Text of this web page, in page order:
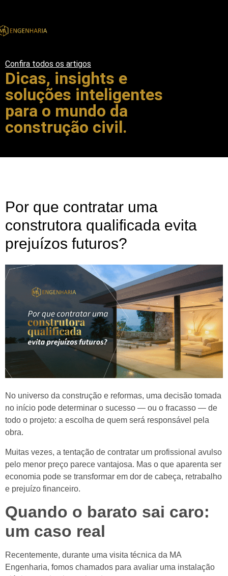
Confira todos os artigos
Dicas, insights e
soluções inteligentes
para o mundo da
construção civil.
Por que contratar uma
construtora qualificada evita
prejuízos futuros?
No universo da construção e reformas, uma decisão tomada
no início pode determinar o sucesso — ou o fracasso — de
todo o projeto: a escolha de quem será responsável pela
obra.
Muitas vezes, a tentação de contratar um profissional avulso
pelo menor preço parece vantajosa. Mas o que aparenta ser
economia pode se transformar em dor de cabeça, retrabalho
e prejuízo financeiro.
Quando o barato sai caro:
um caso real
Recentemente, durante uma visita técnica da MA
Engenharia, fomos chamados para avaliar uma instalação